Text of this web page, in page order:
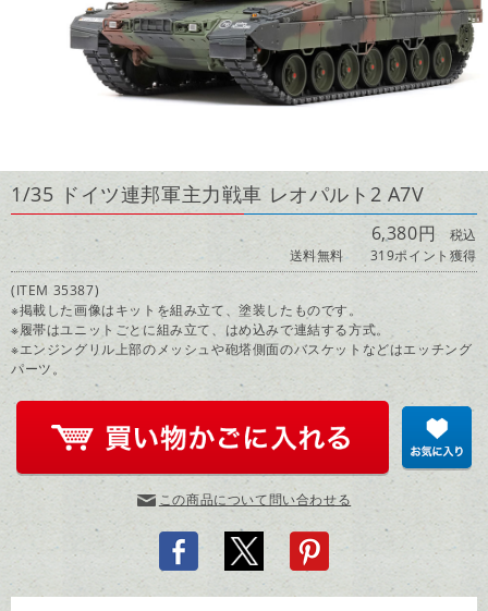
1/35 ドイツ連邦軍主力戦車 レオパルト2 A7V
6,380円 税込
送料無料
319ポイント獲得
(ITEM 35387)
※掲載した画像はキットを組み立て、塗装したものです。
※履帯はユニットごとに組み立て、はめ込みで連結する方式。
※エンジングリル上部のメッシュや砲塔側面のバスケットなどはエッチング
パーツ。
この商品について問い合わせる